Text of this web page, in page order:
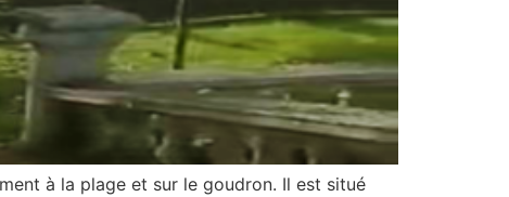
à la plage et sur le goudron. Il est situé